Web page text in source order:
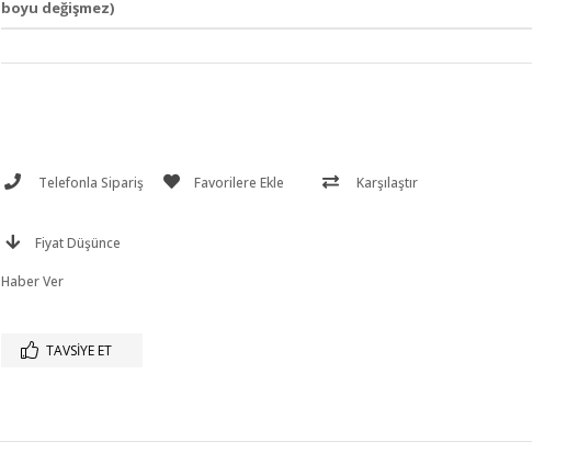
boyu değişmez)
Telefonla Sipariş Favorilere Ekle Karşılaştır
Fiyat Düşünce
Haber Ver
TAVSIYE ET